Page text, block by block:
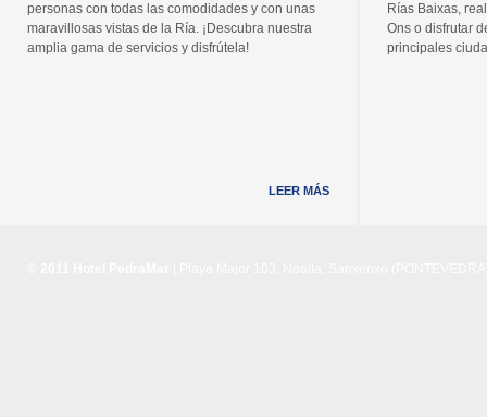
personas con todas las comodidades y con unas
maravillosas vistas de la Ría. ¡Descubra nuestra
amplia gama de servicios y disfrútela!
LEER MÁS
Rías Baixas,
Ons o disfrutar
principales